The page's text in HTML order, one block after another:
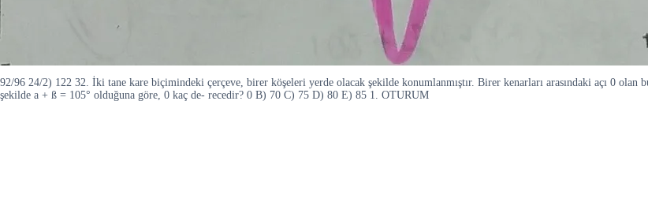
92/96 24/2) 122 32. İki tane kare biçimindeki çerçeve, birer köşeleri yerde olacak şekilde konumlanmıştır. Birer kenarları arasındaki açı 0
şekilde a + ß = 105° olduğuna göre, 0 kaç de- recedir? 0 B) 70 C) 75 D) 80 E) 85 1. OTURUM